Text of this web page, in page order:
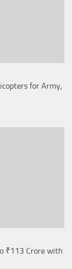
for Army,
₹113 Crore with